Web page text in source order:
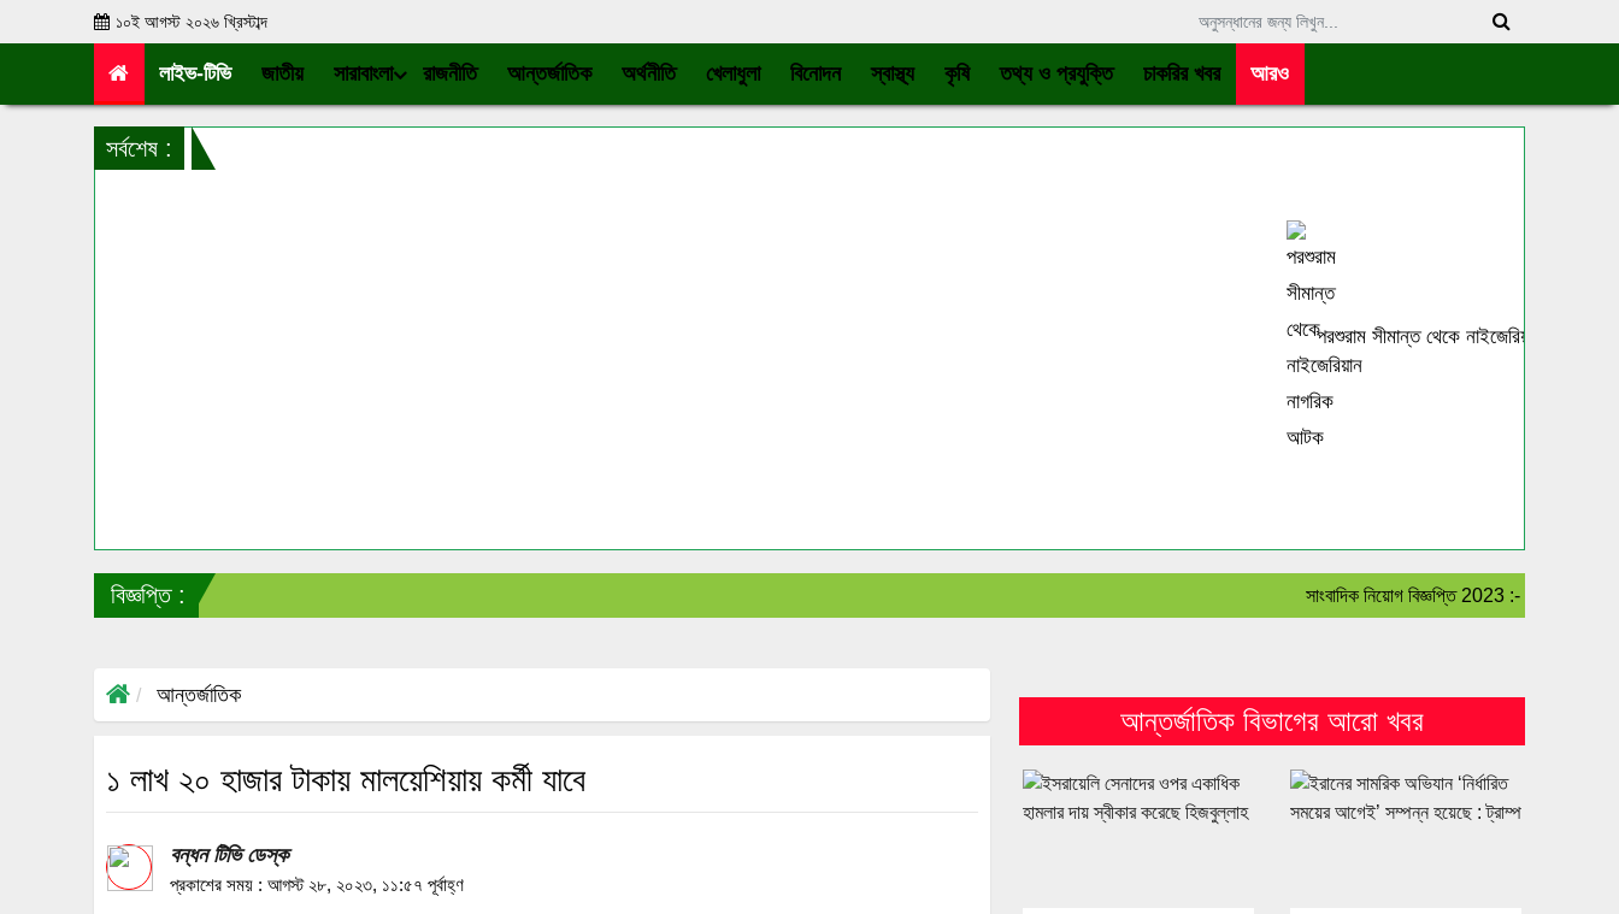
১০ই আগস্ট ২০২৬ খ্রিস্টাব্দ
লাইভ-টিভি জাতীয় সারাবাংলা রাজনীতি আন্তর্জাতিক অর্থনীতি খেলাধুলা বিনোদন স্বাস্থ্য কৃষি তথ্য ও প্রযুক্তি চাকরির খবর আরও
সর্বশেষ :
পরশুরাম সীমান্ত থেকে নাইজেরিয়ান নাগরিক আটক
বিজ্ঞপ্তি : সাংবাদিক নিয়োগ বিজ্ঞপ্তি 2023 :- বহির্বিশ্ব সহ
আন্তর্জাতিক
১ লাখ ২০ হাজার টাকায় মালয়েশিয়ায় কর্মী যাবে
বন্ধন টিভি ডেস্ক
প্রকাশের সময় : আগস্ট ২৮, ২০২৩, ১১:৫৭ পূর্বাহ্ণ
আন্তর্জাতিক বিভাগের আরো খবর